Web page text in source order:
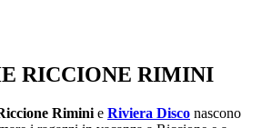
RICCIONE RIMINI
Rimini e Riviera Disco nascono